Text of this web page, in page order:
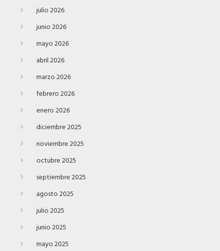
julio 2026
junio 2026
mayo 2026
abril 2026
marzo 2026
febrero 2026
enero 2026
diciembre 2025
noviembre 2025
octubre 2025
septiembre 2025
agosto 2025
julio 2025
junio 2025
mayo 2025